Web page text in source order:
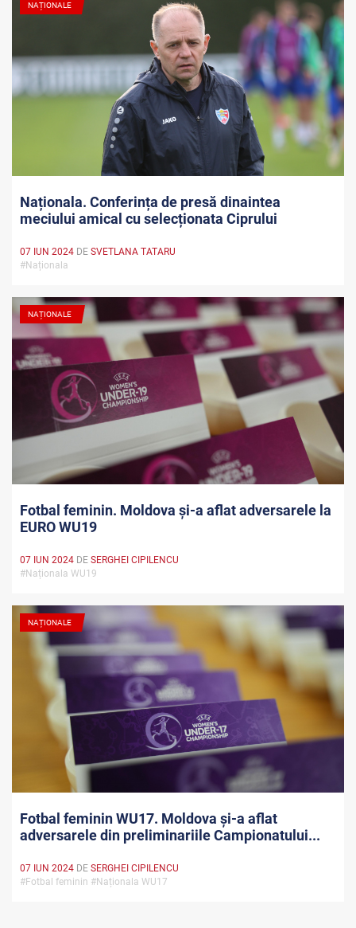
NAȚIONALE
Naționala. Conferința de presă dinaintea
meciului amical cu selecționata Ciprului
07 IUN 2024 DE SVETLANA TATARU
#Naționala
NAȚIONALE
Fotbal feminin. Moldova și-a aflat adversarele la
EURO WU19
07 IUN 2024 DE SERGHEI CIPILENCU
#Naționala WU19
NAȚIONALE
Fotbal feminin WU17. Moldova și-a aflat
adversarele din preliminariile Campionatului...
07 IUN 2024 DE SERGHEI CIPILENCU
#Fotbal feminin #Naționala WU17